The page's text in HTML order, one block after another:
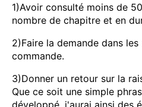
1)Avoir consulté moins de
nombre de chapitre et en
2)Faire la demande dans
commande.
3)Donner un retour sur la
Que ce soit une simple
développé, j'aurai ainsi des